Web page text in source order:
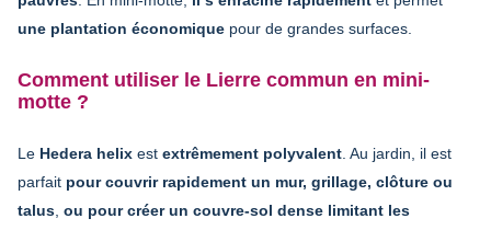
une plantation économique pour de grandes surfaces.
Comment utiliser le Lierre commun en mini-
motte ?
Le Hedera helix est extrêmement polyvalent . Au jardin, il est
parfait pour couvrir rapidement un mur, grillage, clôture ou
talus ou pour créer un couvre-sol dense limitant les